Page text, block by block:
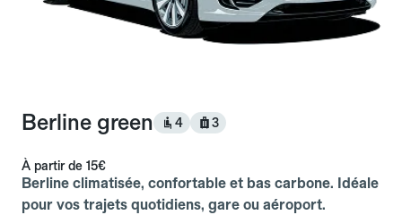
Berline green 4 3
À partir de 15€
Berline climatisée, confortable et bas carbone. Idéale
pour vos trajets quotidiens, gare ou aéroport.